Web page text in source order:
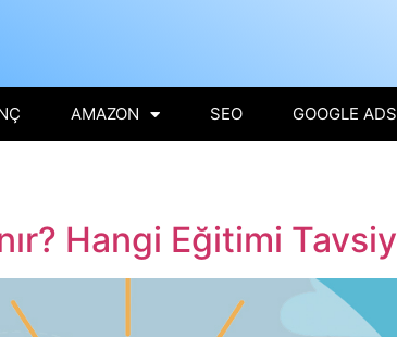
AMAZON SEO GOOGLE ADS
Hangi Eğitimi